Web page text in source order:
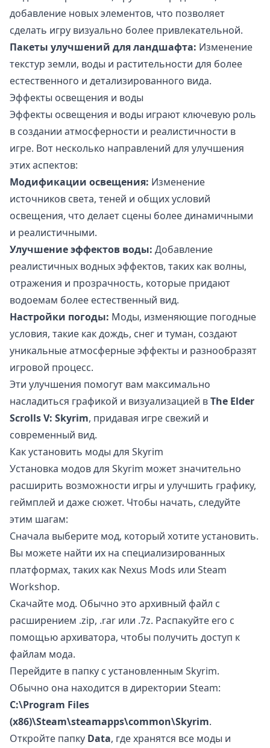
добавление новых элементов, что позволяет
сделать игру визуально более привлекательной.
Пакеты улучшений для ландшафта: Изменение
текстур земли, воды и растительности для более
естественного и детализированного вида.
Эффекты освещения и воды
Эффекты освещения и воды играют ключевую роль
в создании атмосферности и реалистичности в
игре. Вот несколько направлений для улучшения
этих аспектов:
Модификации освещения: Изменение
источников света, теней и общих условий
освещения, что делает сцены более динамичными
и реалистичными.
Улучшение эффектов воды: Добавление
реалистичных водных эффектов, таких как волны,
отражения и прозрачность, которые придают
водоемам более естественный вид.
Настройки погоды: Моды, изменяющие погодные
условия, такие как дождь, снег и туман, создают
уникальные атмосферные эффекты и разнообразят
игровой процесс.
Эти улучшения помогут вам максимально
насладиться графикой и визуализацией вThe Elder
Scrolls V: Skyrim, придавая игре свежий и
современный вид.
Как установить моды для Skyrim
Установка модов для Skyrim может значительно
расширить возможности игры и улучшить графику,
геймплей и даже сюжет. Чтобы начать, следуйте
этим шагам:
Сначала выберите мод, который хотите установить.
Вы можете найти их на специализированных
платформах, таких как Nexus Mods или Steam
Workshop.
Скачайте мод. Обычно это архивный файл с
расширением .zip, .rar или .7z. Распакуйте его с
помощью архиватора, чтобы получить доступ к
файлам мода.
Перейдите в папку с установленным Skyrim.
Обычно она находится в директории Steam:
C:\Program Files
(x86)\Steam\steamapps\common\Skyrim.
Откройте папку Data, где хранятся все моды и